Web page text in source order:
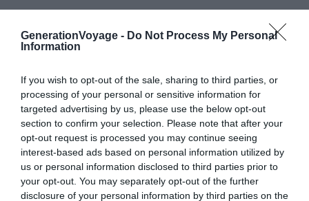
GenerationVoyage - Do Not Process My Personal
Information
If you wish to opt-out of the sale, sharing to third parties, or
processing of your personal or sensitive information for
targeted advertising by us, please use the below opt-out
section to confirm your selection. Please note that after your
opt-out request is processed you may continue seeing
interest-based ads based on personal information utilized by
us or personal information disclosed to third parties prior to
your opt-out. You may separately opt-out of the further
disclosure of your personal information by third parties on the